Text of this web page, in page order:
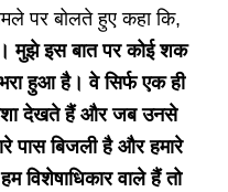
पर बोलते हुए कहा कि,
मुझे इस बात पर कोई शक
हुआ है। वे सिर्फ एक ही
देखते हैं और जब उनसे
पास बिजली है और हमारे
विशेषाधिकार वाले हैं तो